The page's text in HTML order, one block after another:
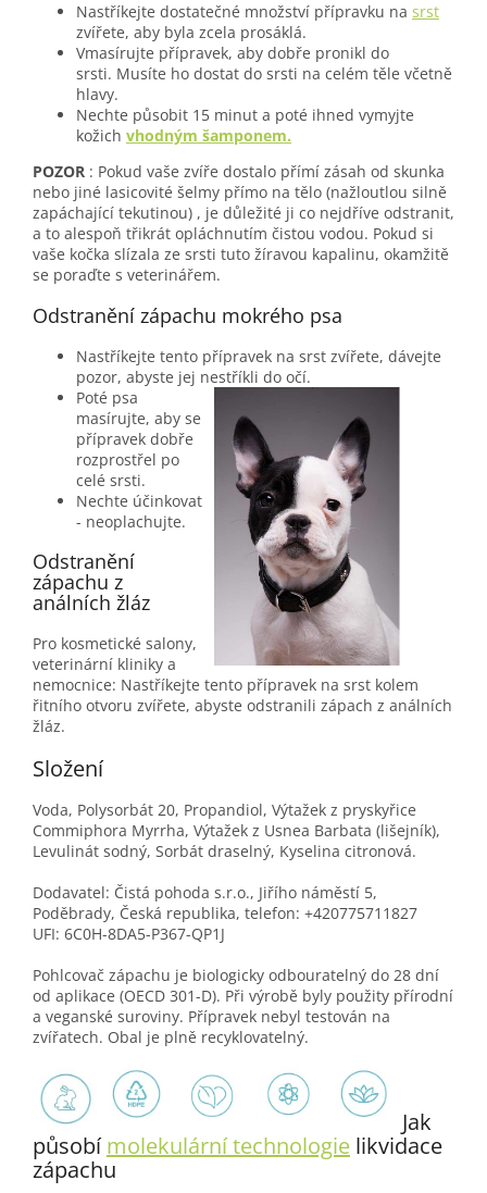
Nastříkejte dostatečné množství přípravku na srst
zvířete, aby byla zcela prosáklá.
Vmasírujte přípravek, aby dobře pronikl do
srsti. Musíte ho dostat do srsti na celém těle včetně
hlavy.
Nechte působit 15 minut a poté ihned vymyjte
kožich vhodným šamponem.
POZOR : Pokud vaše zvíře dostalo přímí zásah od skunka
nebo jiné lasicovité šelmy přímo na tělo (nažloutlou silně
zapáchající tekutinou) , je důležité ji co nejdříve odstranit,
a to alespoň třikrát opláchnutím čistou vodou. Pokud si
vaše kočka slízala ze srsti tuto žíravou kapalinu, okamžitě
se poraďte s veterinářem.
Odstranění zápachu mokrého psa
Nastříkejte tento přípravek na srst zvířete, dávejte
pozor, abyste jej nestříkli do očí.
Poté psa
masírujte, aby se
přípravek dobře
rozprostřel po
celé srsti.
Nechte účinkovat
- neoplachujte.
Odstranění
zápachu z
análních žláz
Pro kosmetické salony,
veterinární kliniky a
nemocnice: Nastříkejte tento přípravek na srst kolem
řitního otvoru zvířete, abyste odstranili zápach z análních
žláz.
Složení
Voda, Polysorbát 20, Propandiol, Výtažek z pryskyřice
Commiphora Myrrha, Výtažek z Usnea Barbata (lišejník),
Levulinát sodný, Sorbát draselný, Kyselina citronová.
Dodavatel: Čistá pohoda s.r.o., Jiřího náměstí 5,
Poděbrady, Česká republika, telefon: +420775711827
UFI: 6C0H-8DA5-P367-QP1J
Pohlcovač zápachu je biologicky odbouratelný do 28 dní
od aplikace (OECD 301-D). Při výrobě byly použity přírodní
a veganské suroviny. Přípravek nebyl testován na
zvířatech. Obal je plně recyklovatelný.
Jak
působímolekulární technologie likvidace
zápachu